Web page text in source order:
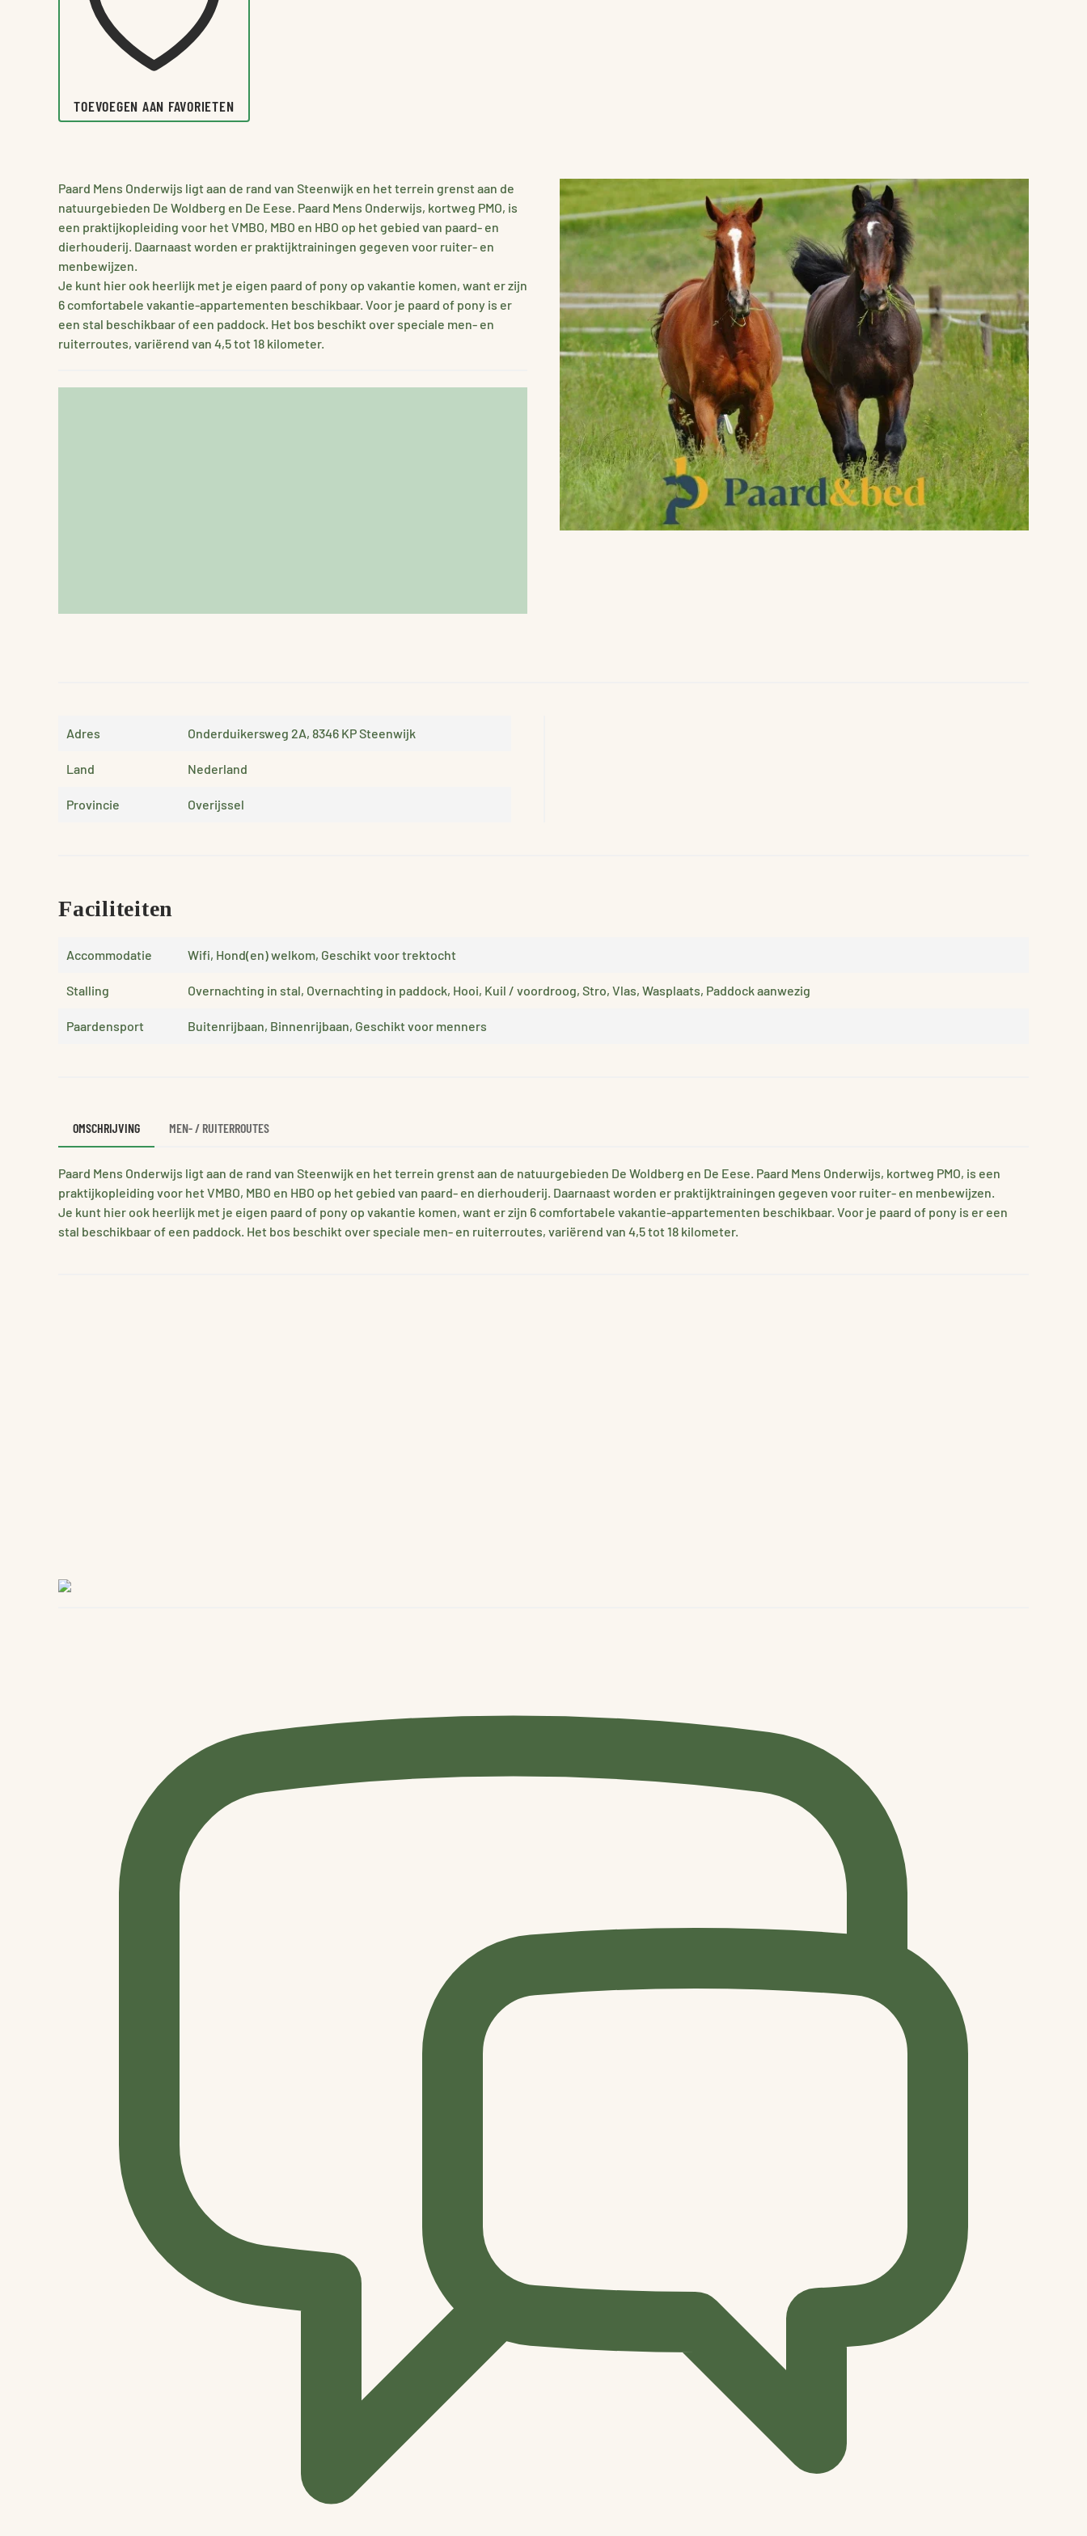
TOEVOEGEN AAN FAVORIETEN
Paard Mens Onderwijs ligt aan de rand van Steenwijk en het terrein grenst aan de
natuurgebieden De Woldberg en De Eese. Paard Mens Onderwijs, kortweg PMO, is
een praktijkopleiding voor het VMBO, MBO en HBO op het gebied van paard- en
dierhouderij. Daarnaast worden er praktijktrainingen gegeven voor ruiter- en
menbewijzen.
Je kunt hier ook heerlijk met je eigen paard of pony op vakantie komen, want er zijn
6 comfortabele vakantie-appartementen beschikbaar. Voor je paard of pony is er
een stal beschikbaar of een paddock. Het bos beschikt over speciale men- en
ruiterroutes, variërend van 4,5 tot 18 kilometer.
VERGROTEN
Adres Onderduikersweg 2A, 8346 KP Steenwijk
Land Nederland
Provincie Overijssel
Faciliteiten
Accommodatie Wifi, Hond(en) welkom, Geschikt voor trektocht
Stalling Overnachting in stal, Overnachting in paddock, Hooi, Kuil / voordroog, Stro, Vlas, Wasplaats, Paddock aanwezig
Paardensport Buitenrijbaan, Binnenrijbaan, Geschikt voor menners
OMSCHRIJVING MEN- / RUITERROUTES
Paard Mens Onderwijs ligt aan de rand van Steenwijk en het terrein grenst aan de natuurgebieden De Woldberg en De Eese. Paard Mens Onderwijs, kortweg PMO, is een
praktijkopleiding voor het VMBO, MBO en HBO op het gebied van paard- en dierhouderij. Daarnaast worden er praktijktrainingen gegeven voor ruiter- en menbewijzen.
Je kunt hier ook heerlijk met je eigen paard of pony op vakantie komen, want er zijn 6 comfortabele vakantie-appartementen beschikbaar. Voor je paard of pony is er een
stal beschikbaar of een paddock. Het bos beschikt over speciale men- en ruiterroutes, variërend van 4,5 tot 18 kilometer.